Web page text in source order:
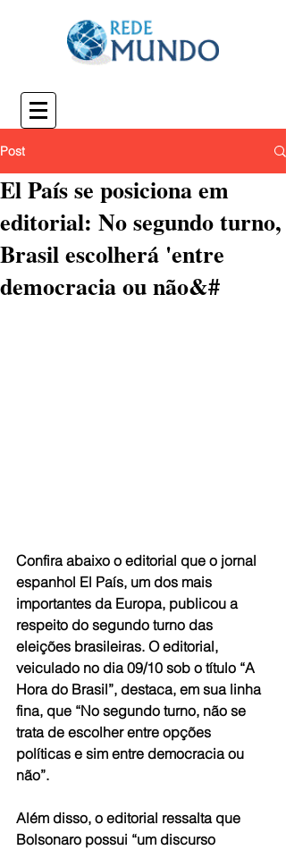
Post
El País se posiciona em
editorial: No segundo turno,
Brasil escolherá 'entre
democracia ou não&#
Confira abaixo o editorial que o jornal
espanhol El País, um dos mais
importantes da Europa, publicou a
respeito do segundo turno das
eleições brasileiras. O editorial,
veiculado no dia 09/10 sob o título “A
Hora do Brasil”, destaca, em sua linha
fina, que “No segundo turno, não se
trata de escolher entre opções
políticas e sim entre democracia ou
não”.
Além disso, o editorial ressalta que
Bolsonaro possui “um discurso